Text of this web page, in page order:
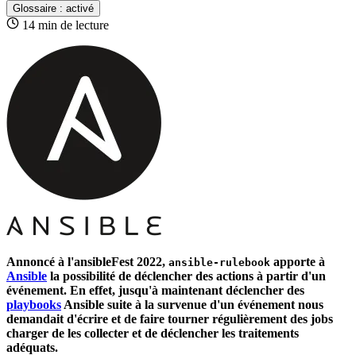
Glossaire : activé
14 min de lecture
Annoncé à l'ansibleFest 2022, ansible-rulebook apporte à
Ansible la possibilité de déclencher des actions à partir d'un
événement. En effet, jusqu'à maintenant déclencher des
playbooks Ansible suite à la survenue d'un événement nous
demandait d'écrire et de faire tourner régulièrement des jobs
charger de les collecter et de déclencher les traitements
adéquats.